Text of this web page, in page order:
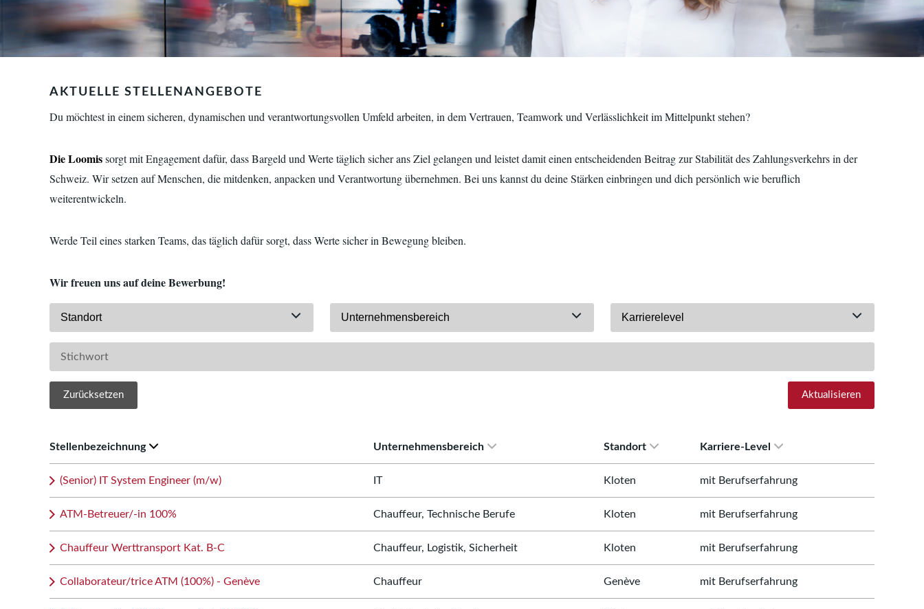
AKTUELLE STELLENANGEBOTE
Du möchtest in einem sicheren, dynamischen und verantwortungsvollen Umfeld arbeiten, in dem Vertrauen, Teamwork und Verlässlichkeit im Mittelpunkt stehen?
Die Loomissorgt mit Engagement dafür, dass Bargeld und Werte täglich sicher ans Ziel gelangen und leistet damit einen entscheidenden Beitrag zur Stabilität des Zahlungsverkehrs in der
Schweiz. Wir setzen auf Menschen, die mitdenken, anpacken und Verantwortung übernehmen. Bei uns kannst du deine Stärken einbringen und dich persönlich wie beruflich
weiterentwickeln.
Werde Teil eines starken Teams, das täglich dafür sorgt, dass Werte sicher in Bewegung bleiben.
Wir freuen uns auf deine Bewerbung!
Standort Unternehmensbereich Karrierelevel
Zurücksetzen Aktualisieren
Stellenbezeichnung Unternehmensbereich Standort Karriere-Level
(Senior) IT System Engineer (m/w) IT Kloten mit Berufserfahrung
ATM-Betreuer/-in 100% Chauffeur, Technische Berufe Kloten mit Berufserfahrung
Chauffeur Werttransport Kat. B-C Chauffeur, Logistik, Sicherheit Kloten mit Berufserfahrung
Collaborateur/trice ATM (100%) - Genève Chauffeur Genève mit Berufserfahrung